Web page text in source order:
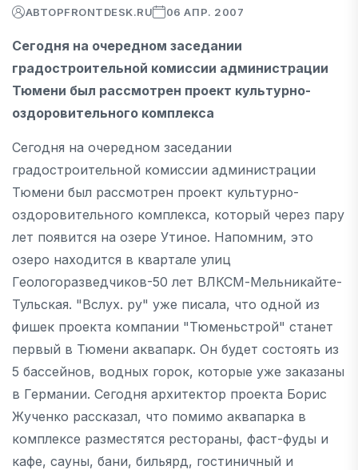
АВТОРFRONTDESK.RU 06 АПР. 2007
Сегодня на очередном заседании
градостроительной комиссии администрации
Тюмени был рассмотрен проект культурно-
оздоровительного комплекса
Сегодня на очередном заседании
градостроительной комиссии администрации
Тюмени был рассмотрен проект культурно-
оздоровительного комплекса, который через пару
лет появится на озере Утиное. Напомним, это
озеро находится в квартале улиц
Геологоразведчиков-50 лет ВЛКСМ-Мельникайте-
Тульская. "Вслух. ру" уже писала, что одной из
фишек проекта компании "Тюменьстрой" станет
первый в Тюмени аквапарк. Он будет состоять из
5 бассейнов, водных горок, которые уже заказаны
в Германии. Сегодня архитектор проекта Борис
Жученко рассказал, что помимо аквапарка в
комплексе разместятся рестораны, фаст-фуды и
кафе, сауны, бани, бильярд, гостиничный и